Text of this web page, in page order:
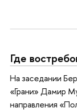
Где
На заседании
«Грани» Дамир
направления